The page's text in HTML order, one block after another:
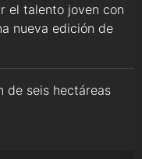
el talento joven con
nueva edición de
de seis hectáreas